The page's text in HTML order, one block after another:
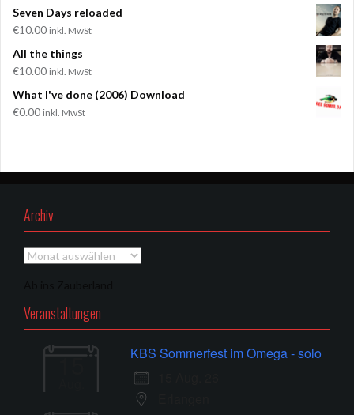
Seven Days reloaded
€10.00 inkl. MwSt
All the things
€10.00 inkl. MwSt
What I've done (2006) Download
€0.00 inkl. MwSt
Archiv
Archiv
Veranstaltungen
15
KBS Sommerfest im Omega - solo